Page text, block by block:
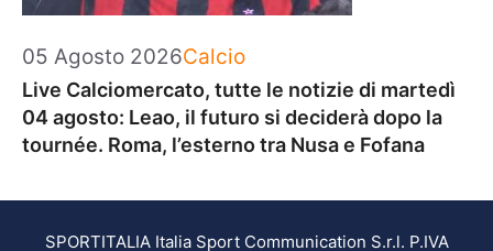
05 Agosto 2026Categorie
Calcio
Live Calciomercato, tutte le notizie di martedì
04 agosto: Leao, il futuro si deciderà dopo la
tournée. Roma, l’esterno tra Nusa e Fofana
SPORTITALIA Italia Sport Communication S.r.l. P.IVA